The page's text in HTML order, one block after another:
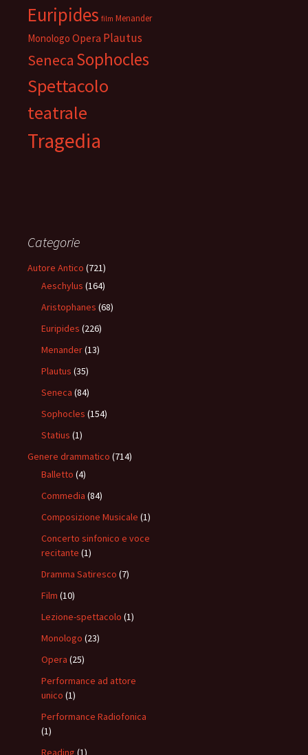
Euripides film Menander
Monologo Opera Plautus
Seneca Sophocles
Spettacolo
teatrale
Tragedia
Categorie
Autore Antico (721)
Aeschylus (164)
Aristophanes (68)
Euripides (226)
Menander(13)
Plautus (35)
Seneca (84)
Sophocles (154)
Statius (1)
Genere drammatico (714)
Balletto (4)
Commedia (84)
Composizione Musicale (1)
Concerto sinfonico e voce
recitante (1)
Dramma Satiresco (7)
Film (10)
Lezione-spettacolo (1)
Monologo (23)
Opera (25)
Performance ad attore
unico (1)
Performance Radiofonica
(1)
Reading (1)